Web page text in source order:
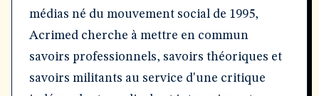
médias né du mouvement social de 1995,
Acrimed cherche à mettre en commun
savoirs professionnels, savoirs théoriques et
savoirs militants au service d'une critique